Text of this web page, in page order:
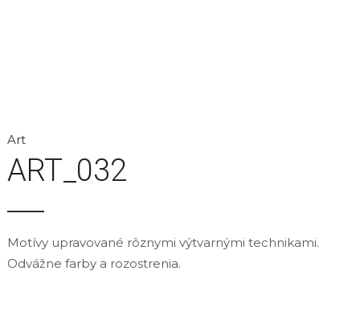
Art
ART_032
Motívy upravované rôznymi výtvarnými technikami.
Odvážne farby a rozostrenia.